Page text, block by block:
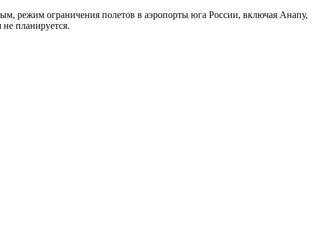
режим ограничения полетов в аэропорты юга России, включая Анапу,
планируется.